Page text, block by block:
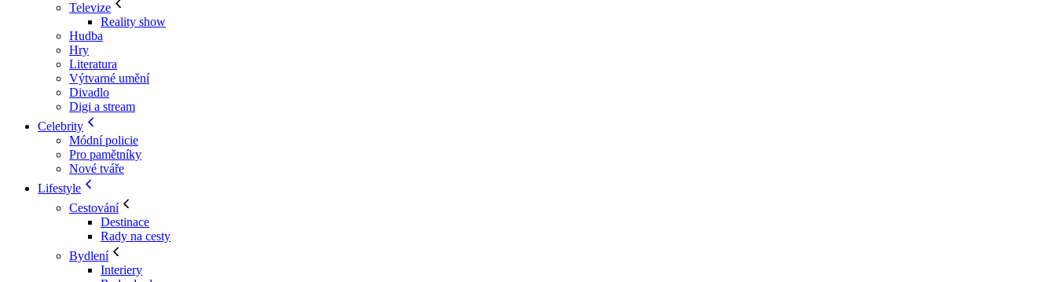
Televize
Reality show
Hudba
Hry
Literatura
Výtvarné umění
Divadlo
Digi a stream
Celebrity
Módní policie
Pro pamětníky
Nové tváře
Lifestyle
Cestování
Destinace
Rady na cesty
Bydlení
Interiery